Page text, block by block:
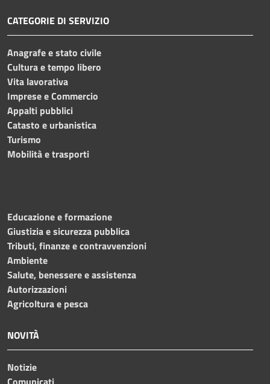
CATEGORIE DI SERVIZIO
Anagrafe e stato civile
Cultura e tempo libero
Vita lavorativa
Imprese e Commercio
Appalti pubblici
Catasto e urbanistica
Turismo
Mobilità e trasporti
Educazione e formazione
Giustizia e sicurezza pubblica
Tributi, finanze e contravvenzioni
Ambiente
Salute, benessere e assistenza
Autorizzazioni
Agricoltura e pesca
NOVITÀ
Notizie